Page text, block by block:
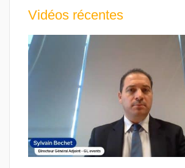
Vidéos récentes